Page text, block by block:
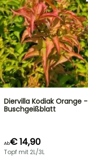
Diervilla Kodiak Orange -
Buschgeißblatt
Ab€ 14,90
Topf mit 2L/3L